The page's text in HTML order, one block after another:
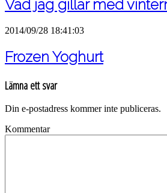
Vad jag gillar med
2014/09/28 18:41:03
Frozen Yoghurt
Lämna ett svar
Din e-postadress kommer inte publiceras.
Kommentar